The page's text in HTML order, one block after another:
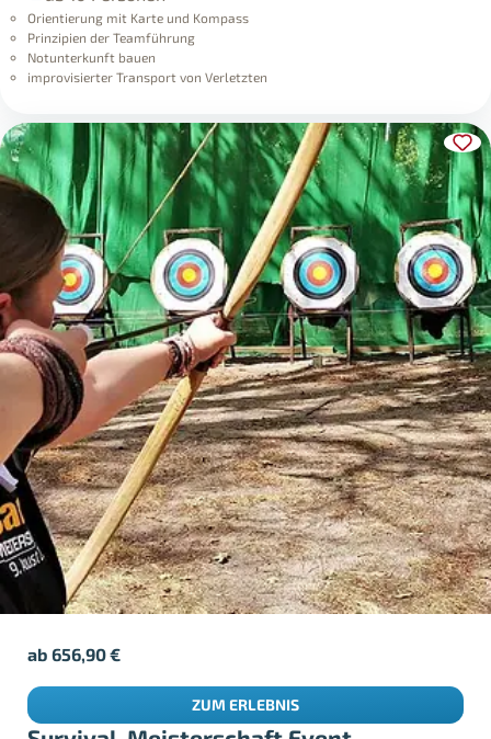
Orientierung mit Karte und Kompass
Prinzipien der Teamführung
Notunterkunft bauen
improvisierter Transport von Verletzten
ab656,90€
ZUM ERLEBNIS